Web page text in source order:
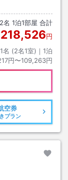
2名 1泊1部屋 合計
218,526円
名 (2名1室)｜ 1泊
円〜109,263円
空券
プラン